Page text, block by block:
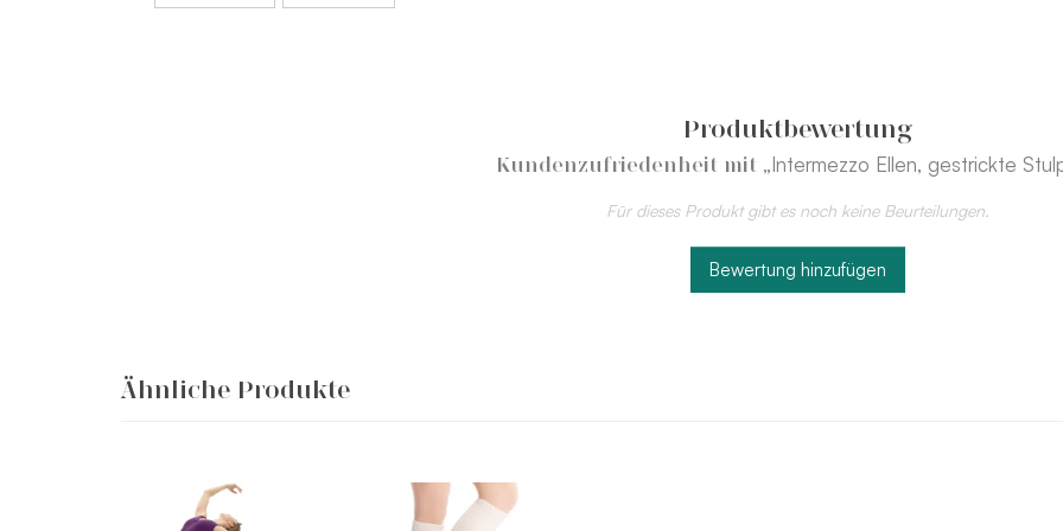
Produktbewertung
Kundenzufriedenheit mit „Intermezzo Ellen, gestrickte
Für dieses Produkt gibt es noch keine Beurteilungen.
Bewertung hinzufügen
Ähnliche Produkte